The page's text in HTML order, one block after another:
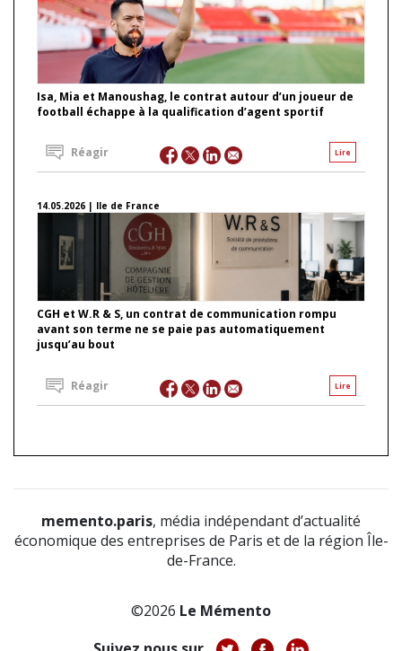
Isa, Mia et Manoushag, le contrat autour d’un joueur de
football échappe à la qualification d’agent sportif
Lire
Réagir
14.05.2026 | Ile de France
CGH et W.R & S, un contrat de communication rompu
avant son terme ne se paie pas automatiquement
jusqu’au bout
Lire
Réagir
memento.paris, média indépendant d’actualité
économique des entreprises de Paris et de la région Île-
de-France.
©2026 Le Mémento